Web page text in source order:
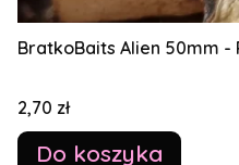
BratkoBaits Alien 50mm -
Cena
2,70 zł
Do koszyka